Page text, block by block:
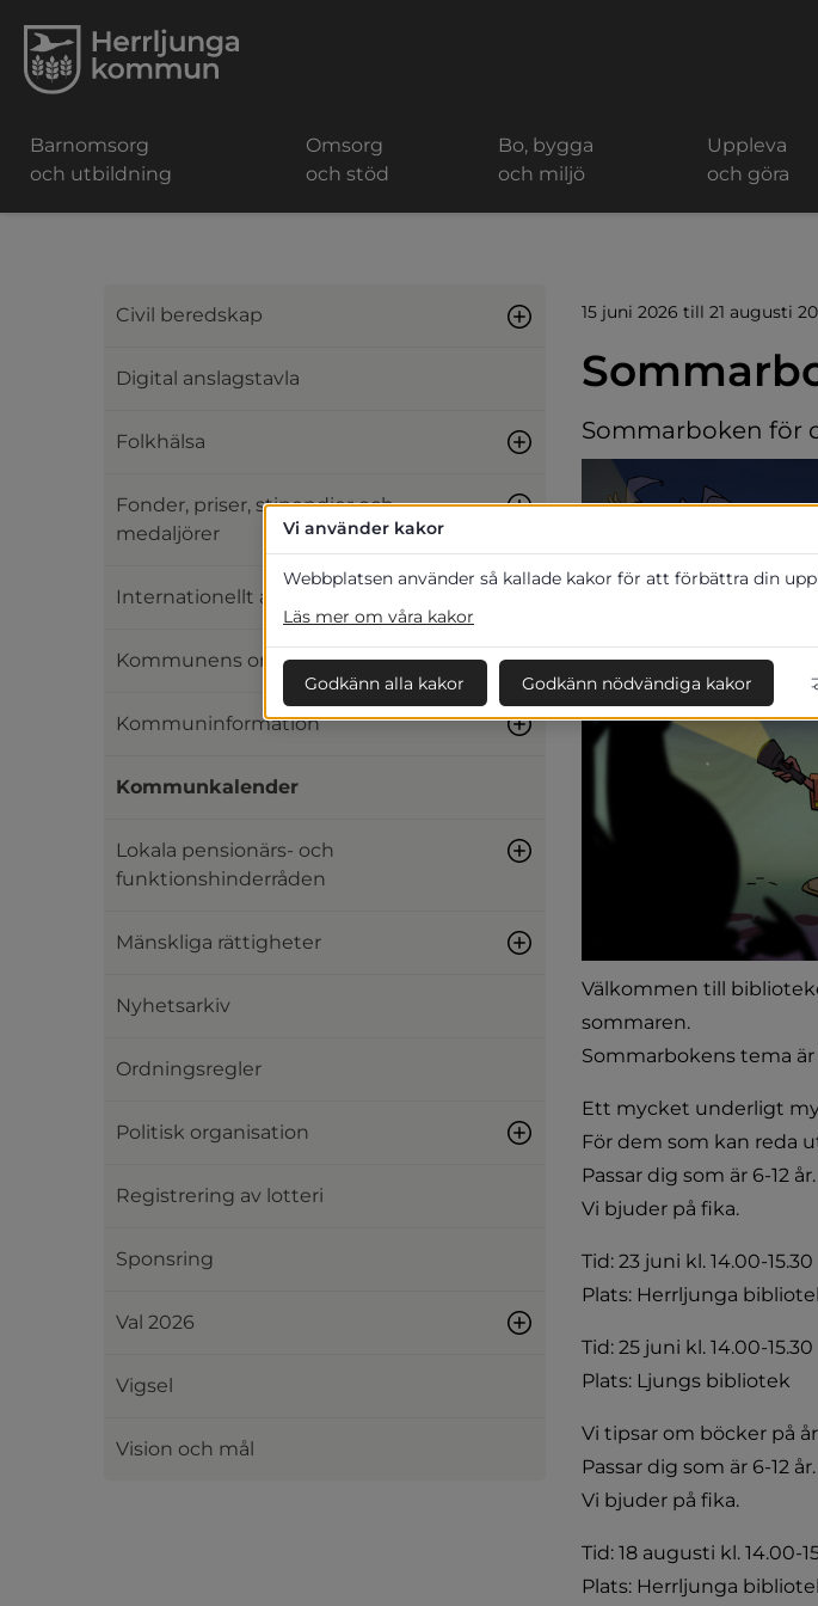
Barnomsorg
och utbildning
Omsorg
och stöd
Bo, bygga
och miljö
Uppleva
och göra
Civil beredskap
Digital anslagstavla
Folkhälsa
Fonder, priser, stipendier och
medaljörer
Internationellt arbete
Kommunens organisation
Kommuninformation
Kommunkalender
Lokala pensionärs- och
funktionshinderråden
Mänskliga rättigheter
Nyhetsarkiv
Ordningsregler
Politisk organisation
Registrering av lotteri
Sponsring
Val 2026
Vigsel
Vision och mål
15 juni 2026 till 21 augusti
Sommarboken för
Välkommen till
sommaren.
Sommarbokens tema
Ett mycket underligt
För dem som kan reda
Passar dig som är 6-12 år.
Vi bjuder på fika.
Tid: 23 juni kl. 14.00-15.30
Plats: Herrljunga
Tid: 25 juni kl. 14.00-15.30
Plats: Ljungs bibliotek
Vi tipsar om böcker på
Passar dig som är 6-12 år.
Vi bjuder på fika.
Tid: 18 augusti kl. 14.00-
Plats: Herrljunga
Vi använder kakor
Webbplatsen använder så kallade kakor för att förbättra din
Läs mer om våra kakor
Godkänn alla kakor Godkänn nödvändiga kakor